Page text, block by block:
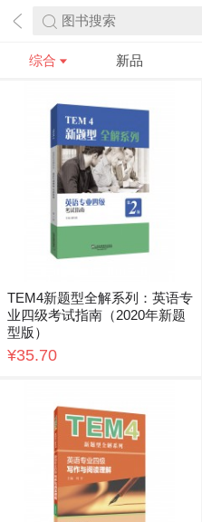
图书搜索
综合 新品
TEM4新题型全解系列：英语专
业四级考试指南（2020年新题
型版）
¥35.70